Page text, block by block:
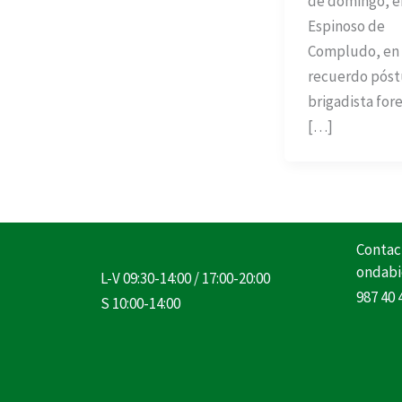
Espinoso de
Compludo,
recuerdo
brigadista
[…]
L-V 09:30-14:00 / 17:00-20:00
S 10:00-14:00
987 40